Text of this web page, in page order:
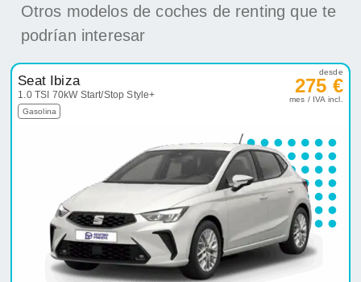
Otros modelos de coches de renting que te
podrían interesar
Seat Ibiza
1.0 TSI 70kW Start/Stop Style+
Gasolina
desde
275 €
mes / IVA incl.